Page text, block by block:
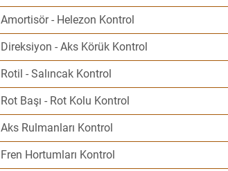
Amortisör - Helezon Kontrol
Direksiyon - Aks Körük Kontrol
Rotil - Salıncak Kontrol
Rot Başı - Rot Kolu Kontrol
Aks Rulmanları Kontrol
Fren Hortumları Kontrol